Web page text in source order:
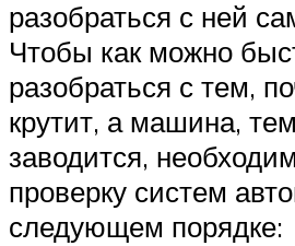
разобраться с ней
Чтобы как можно
разобраться с тем,
крутит, а машина,
заводится,
проверку систем
следующем порядке: